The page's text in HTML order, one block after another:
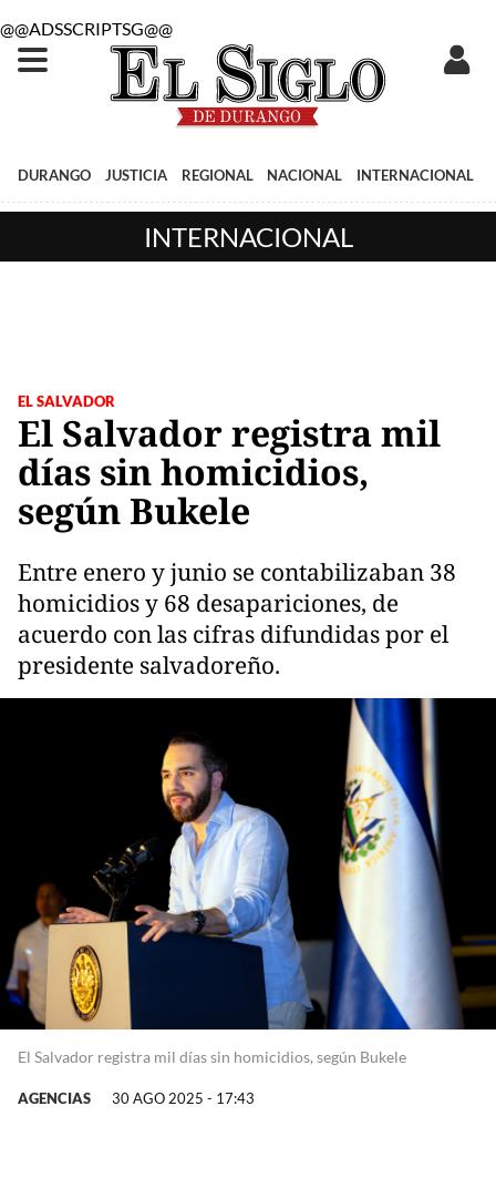
@@ADSSCRIPTSG@@
DURANGO JUSTICIA REGIONAL NACIONAL INTERNACIONAL
INTERNACIONAL
EL SALVADOR
El Salvador registra mil
días sin homicidios,
según Bukele
Entre enero y junio se contabilizaban 38
homicidios y 68 desapariciones, de
acuerdo con las cifras difundidas por el
presidente salvadoreño.
El Salvador registra mil días sin homicidios, según Bukele
AGENCIAS 30 AGO 2025 - 17:43